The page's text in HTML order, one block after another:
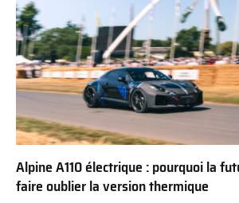
Alpine A110 électrique : pourquoi la
faire oublier la version thermique